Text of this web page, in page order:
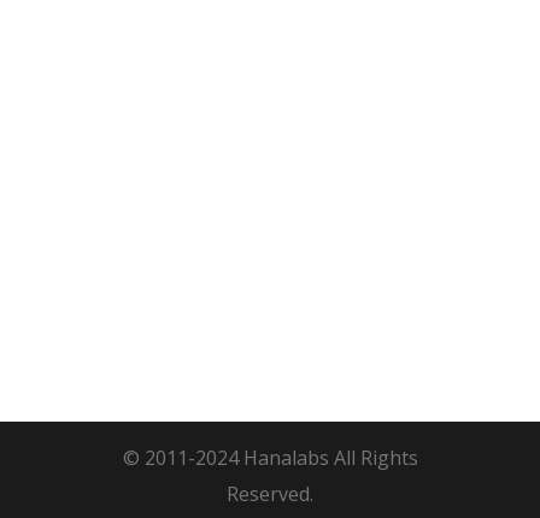
© 2011-2024 Hanalabs All Rights
Reserved.